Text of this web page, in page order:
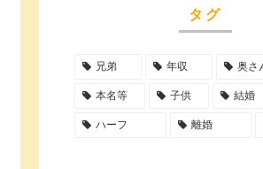
タグ
兄弟 年収 奥さ
本名等 子供 結婚
ハーフ 離婚